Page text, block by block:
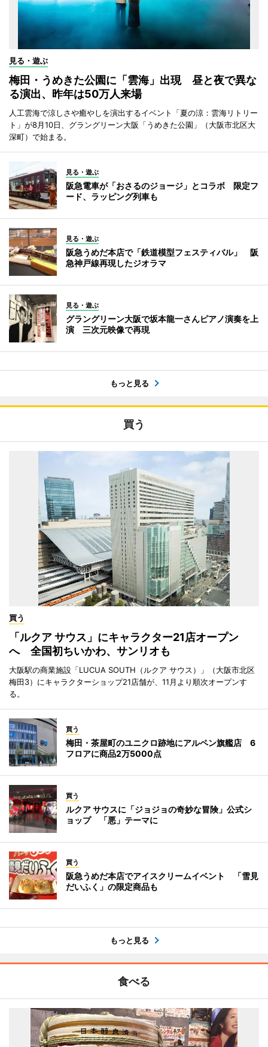
見る・遊ぶ
梅田・うめきた公園に「雲海」出現 昼と夜で異な
る演出、昨年は50万人来場
人工雲海で涼しさや癒やしを演出するイベント「夏の涼：雲海リトリー
ト」が8月10日、グラングリーン大阪「うめきた公園」（大阪市北区大
深町）で始まる。
見る・遊ぶ
阪急電車が「おさるのジョージ」とコラボ 限定フ
ード、ラッピング列車も
見る・遊ぶ
阪急うめだ本店で「鉄道模型フェスティバル」 阪
急神戸線再現したジオラマ
見る・遊ぶ
グラングリーン大阪で坂本龍一さんピアノ演奏を上
演 三次元映像で再現
もっと見る
買う
買う
「ルクア サウス」にキャラクター21店オープン
へ 全国初ちいかわ、サンリオも
大阪駅の商業施設「LUCUA SOUTH（ルクア サウス）」（大阪市北区
梅田3）にキャラクターショップ21店舗が、11月より順次オープンす
る。
買う
梅田・茶屋町のユニクロ跡地にアルペン旗艦店 6
フロアに商品2万5000点
買う
ルクア サウスに「ジョジョの奇妙な冒険」公式シ
ョップ 「悪」テーマに
買う
阪急うめだ本店でアイスクリームイベント 「雪見
だいふく」の限定商品も
もっと見る
食べる